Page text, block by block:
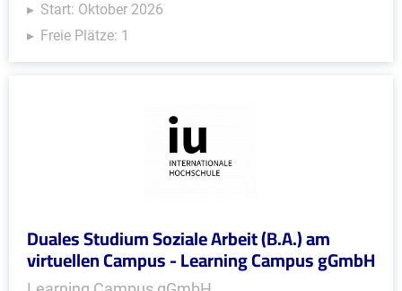
Start: Oktober 2026
Freie Plätze: 1
Duales Studium Soziale Arbeit (B.A.) am
virtuellen Campus - Learning Campus gGmbH